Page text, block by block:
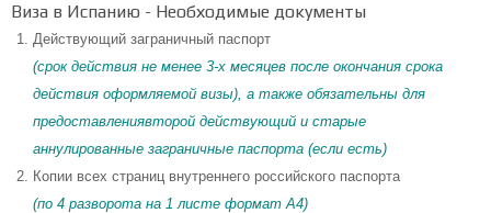
Виза в Испанию - Необходимые документы
Действующий заграничный паспорт
(срок действия не менее 3-х месяцев после окончания срока
действия оформляемой визы), а также обязательны для
предоставлениявторой действующий и старые
аннулированные заграничные паспорта (если есть)
Копии всех страниц внутреннего российского паспорта
(по 4 разворота на 1 листе формат A4)